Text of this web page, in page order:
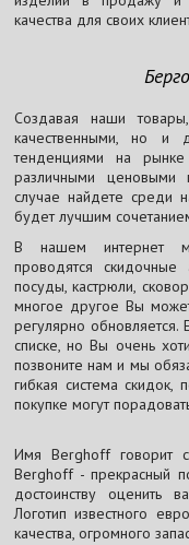
качества для своих
Создавая наши
качественными, но и
тенденциями на
различными
случае найдете среди
будет лучшим
В нашем интернет
проводятся
посуды, кастрюли,
многое другое Вы
регулярно
списке, но Вы очень
позвоните нам и мы
гибкая система
покупке могут
Имя Berghoff говорит
Berghoff - прекрасный
достоинству оценить
Логотип известного
качества, огромного